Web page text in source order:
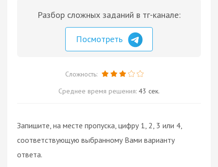
Разбор сложных заданий в тг-канале:
Посмотреть
Сложность:
Среднее время решения: 43 сек.
Запишите, на месте пропуска, цифру 1, 2, 3 или 4,
соответствующую выбранному Вами варианту
ответа.